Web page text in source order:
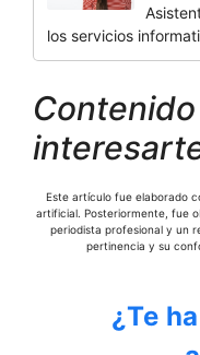
los servicios
Este artículo fue elaborado
artificial. Posteriormente, fue
periodista profesional y un
pertinencia y su
¿Te